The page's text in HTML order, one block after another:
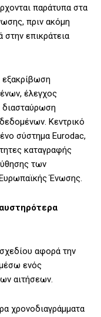
παράτυπα στα
πριν ακόμη
στην επικράτεια
εξακρίβωση
έλεγχος
διασταύρωση
Κεντρικό
σύστημα Eurodac,
καταγραφής
των
Ένωσης.
αφορά την
ενός
αιτήσεων.
χρονοδιαγράμματα